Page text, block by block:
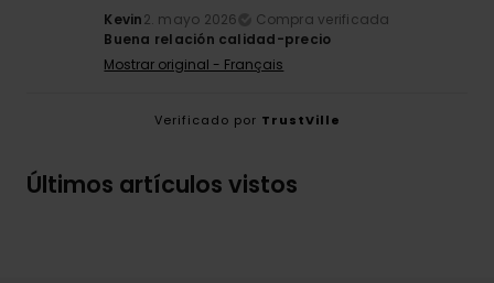
Kevin2. mayo 2026
Compra verificada
Buena relación calidad-precio
Mostrar original - Français
Verificado por TrustVille
Últimos artículos vistos